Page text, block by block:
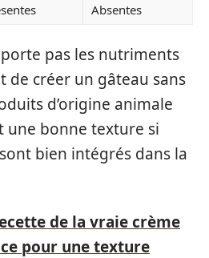
Absentes
pas les nutriments
de créer un gâteau sans
d’origine animale
une bonne texture si
bien intégrés dans la
de la vraie crème
pour une texture